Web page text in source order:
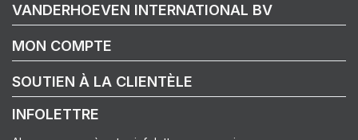
VANDERHOEVEN INTERNATIONAL BV
MON COMPTE
SOUTIEN À LA CLIENTÈLE
INFOLETTRE